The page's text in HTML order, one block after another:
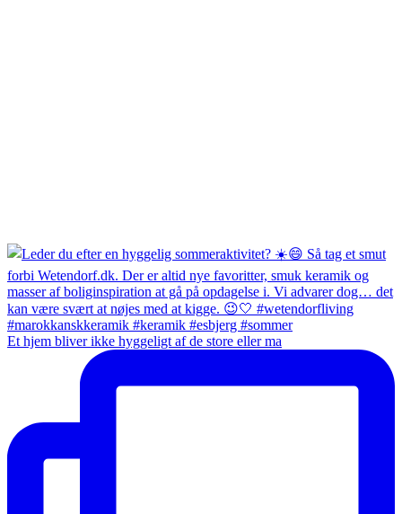
Et hjem bliver ikke hyggeligt af de store eller ma